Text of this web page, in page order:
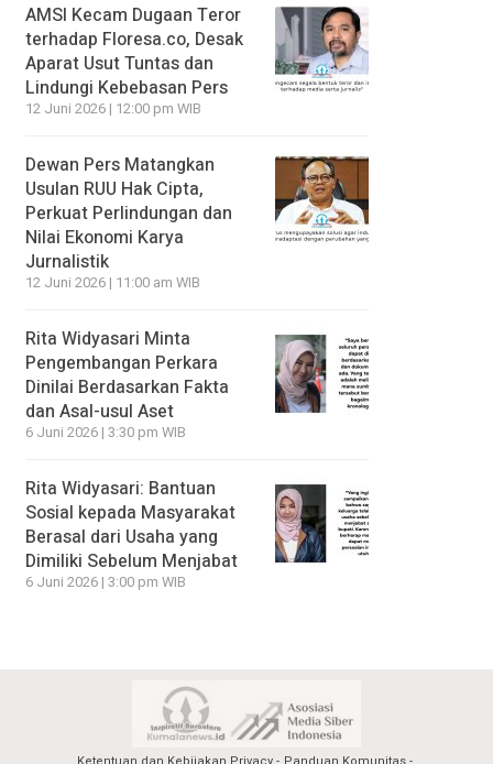
AMSI Kecam Dugaan Teror
terhadap Floresa.co, Desak
Aparat Usut Tuntas dan
Lindungi Kebebasan Pers
12 Juni 2026 | 12:00 pm WIB
Dewan Pers Matangkan
Usulan RUU Hak Cipta,
Perkuat Perlindungan dan
Nilai Ekonomi Karya
Jurnalistik
12 Juni 2026 | 11:00 am WIB
Rita Widyasari Minta
Pengembangan Perkara
Dinilai Berdasarkan Fakta
dan Asal-usul Aset
6 Juni 2026 | 3:30 pm WIB
Rita Widyasari: Bantuan
Sosial kepada Masyarakat
Berasal dari Usaha yang
Dimiliki Sebelum Menjabat
6 Juni 2026 | 3:00 pm WIB